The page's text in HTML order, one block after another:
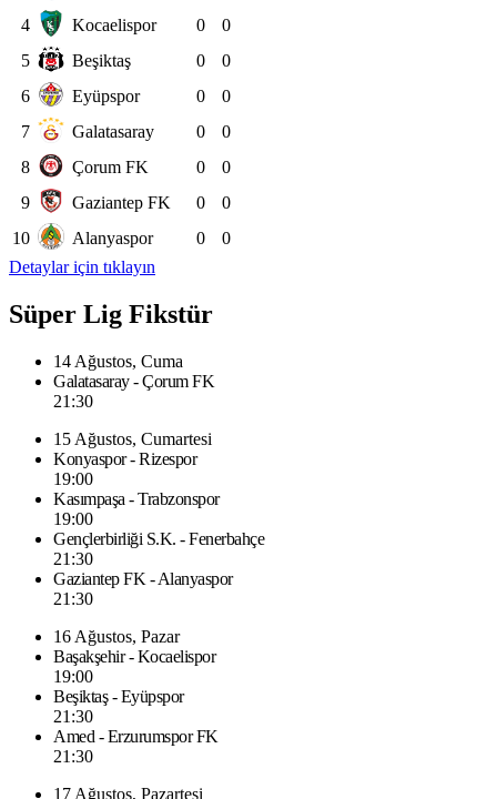
4
Kocaelispor 0
0
5
Beşiktaş 0
0
6
Eyüpspor 0
0
7
Galatasaray 0
0
8
Çorum FK 0
0
9
Gaziantep FK 0
0
10
Alanyaspor 0
0
Detaylar için tıklayın
Süper Lig Fikstür
14 Ağustos, Cuma
Galatasaray - Çorum FK
21:30
15 Ağustos, Cumartesi
Konyaspor - Rizespor
19:00
Kasımpaşa - Trabzonspor
19:00
Gençlerbirliği S.K. - Fenerbahçe
21:30
Gaziantep FK - Alanyaspor
21:30
16 Ağustos, Pazar
Başakşehir - Kocaelispor
19:00
Beşiktaş - Eyüpspor
21:30
Amed - Erzurumspor FK
21:30
17 Ağustos, Pazartesi